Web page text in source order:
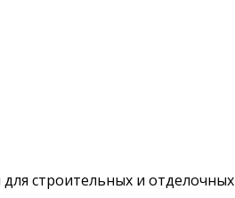
строительных и отделочных